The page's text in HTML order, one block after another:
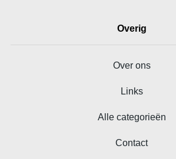
Overig
Over ons
Links
Alle categorieën
Contact